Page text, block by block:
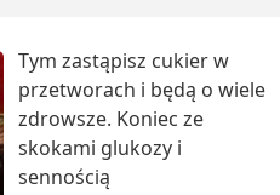
Tym zastąpisz cukier w
przetworach i będą o wiele
zdrowsze. Koniec ze
skokami glukozy i
sennością